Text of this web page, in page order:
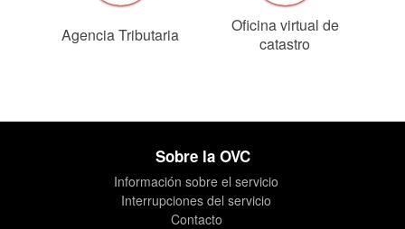
Agencia Tributaria
Oficina virtual de
catastro
Sobre la OVC
Información sobre el servicio
Interrupciones del servicio
Contacto